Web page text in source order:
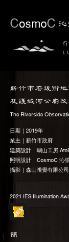
新竹市府後街
及護城河​公廁
The Riverside
日期｜2019年​
業主｜新竹市政府
建築設計｜嶼山工房
照明設計｜CosmoC 沁
攝影｜森山視覺有限公
2021 IES Illumination
​簡